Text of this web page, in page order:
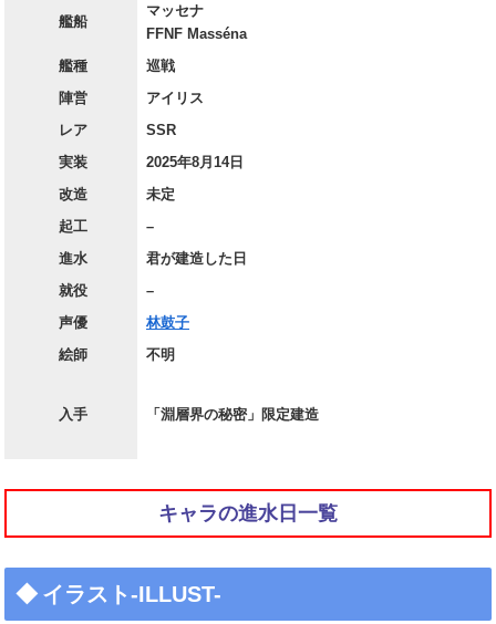
艦船
マッセナ
FFNF Masséna
艦種
巡戦
陣営
アイリス
レア
SSR
実装
2025年8月14日
改造
未定
起工
–
進水
君が建造した日
就役
–
声優
林鼓子
絵師
不明
入手 「淵層界の秘密」限定建造
キャラの進水日一覧
イラスト-ILLUST-